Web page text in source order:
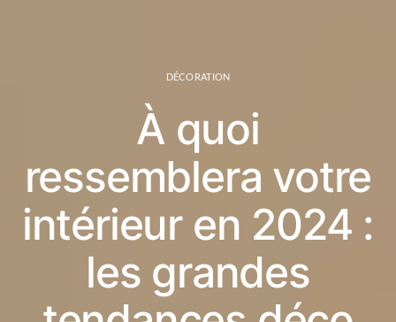
DÉCORATION
À quoi
ressemblera votre
intérieur en 2024 :
les grandes